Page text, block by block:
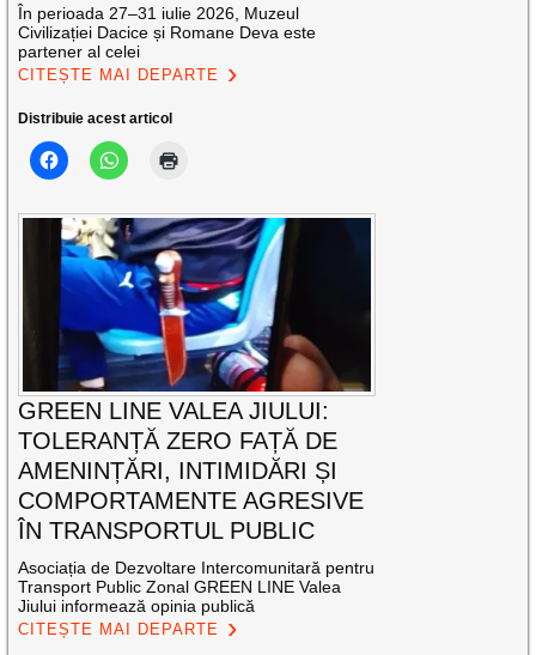
În perioada 27–31 iulie 2026, Muzeul
Civilizației Dacice și Romane Deva este
partener al celei
CITEȘTE MAI DEPARTE
Distribuie acest articol
GREEN LINE VALEA JIULUI:
TOLERANȚĂ ZERO FAȚĂ DE
AMENINȚĂRI, INTIMIDĂRI ȘI
COMPORTAMENTE AGRESIVE
ÎN TRANSPORTUL PUBLIC
Asociația de Dezvoltare Intercomunitară pentru
Transport Public Zonal GREEN LINE Valea
Jiului informează opinia publică
CITEȘTE MAI DEPARTE